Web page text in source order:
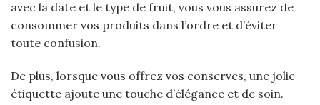
avec la date et le type de fruit, vous vous assurez de
consommer vos produits dans l’ordre et d’éviter
toute confusion.
De plus, lorsque vous offrez vos conserves, une jolie
étiquette ajoute une touche d’élégance et de soin.